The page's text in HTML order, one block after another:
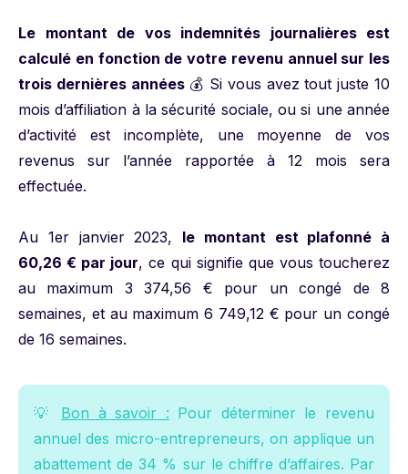
Le montant de vos indemnités journalières est
calculé en fonction de votre revenu annuel sur les
trois dernières années💰 Si vous avez tout juste 10
mois d’affiliation à la sécurité sociale, ou si une année
d’activité est incomplète, une moyenne de vos
revenus sur l’année rapportée à 12 mois sera
effectuée.
Au 1er janvier 2023, le montant est plafonné à
60,26 € par jour, ce qui signifie que vous toucherez
au maximum 3 374,56 € pour un congé de 8
semaines, et au maximum 6 749,12 € pour un congé
de 16 semaines.
💡 Bon à savoir : Pour déterminer le revenu
annuel des micro-entrepreneurs, on applique un
abattement de 34 % sur le chiffre d’affaires. Par